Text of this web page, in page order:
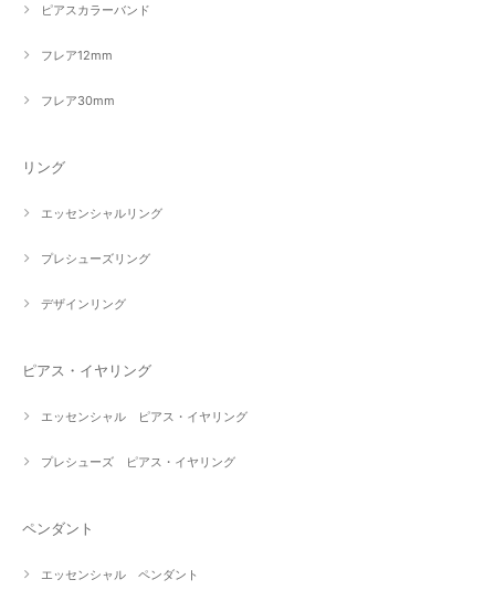
ピアスカラーバンド
フレア12mm
フレア30mm
リング
エッセンシャルリング
プレシューズリング
デザインリング
ピアス・イヤリング
エッセンシャル ピアス・イヤリング
プレシューズ ピアス・イヤリング
ペンダント
エッセンシャル ペンダント